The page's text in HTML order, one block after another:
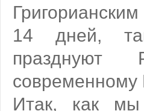
14 дней,
современному
Итак, как мы